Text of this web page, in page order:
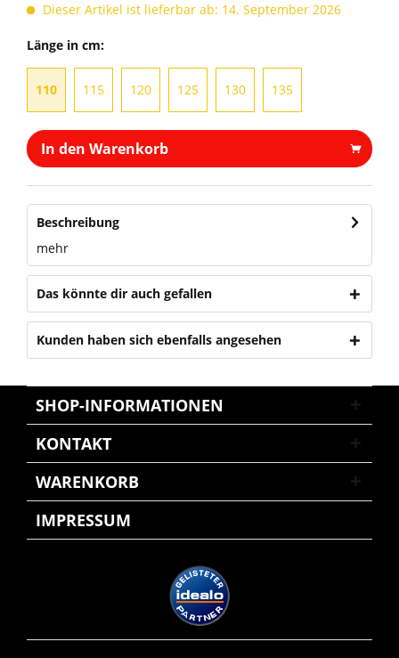
Dieser Artikel ist lieferbar ab: 14. September 2026
Länge in cm:
110 115 120 125 130 135
In den Warenkorb
Beschreibung
mehr
Das könnte dir auch gefallen
Kunden haben sich ebenfalls angesehen
SHOP-INFORMATIONEN
KONTAKT
WARENKORB
IMPRESSUM